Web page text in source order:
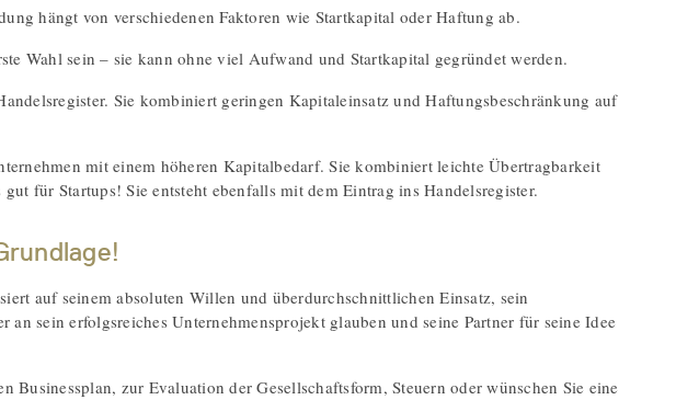
hängt von verschiedenen Faktoren wie Startkapital oder Haftung ab.
Wahl sein – sie kann ohne viel Aufwand und Startkapital gegründet werden.
Sie kombiniert geringen Kapitaleinsatz und Haftungsbeschränkung auf
mit einem höheren Kapitalbedarf. Sie kombiniert leichte Übertragbarkeit
für Startups! Sie entsteht ebenfalls mit dem Eintrag ins Handelsregister.
auf seinem absoluten Willen und überdurchschnittlichen Einsatz, sein
sein erfolgsreiches Unternehmensprojekt glauben und seine Partner für seine Idee
Businessplan, zur Evaluation der Gesellschaftsform, Steuern oder wünschen Sie eine